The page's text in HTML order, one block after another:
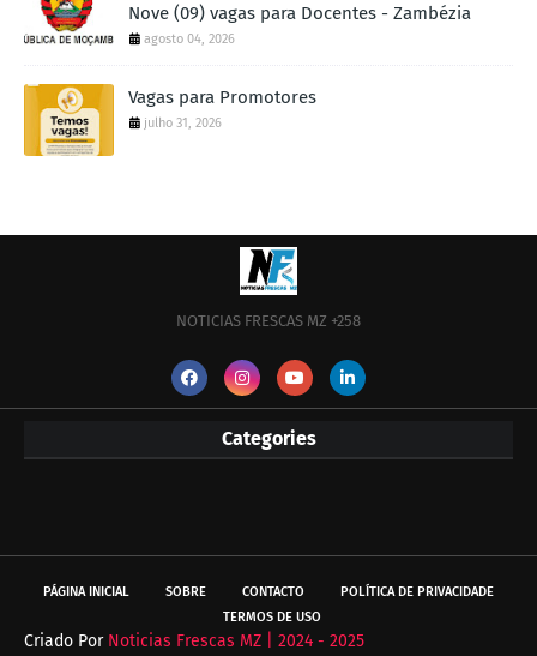
Nove (09) vagas para Docentes - Zambézia
agosto 04, 2026
Vagas para Promotores
julho 31, 2026
NOTICIAS FRESCAS MZ +258
Categories
PÁGINA INICIAL SOBRE CONTACTO
POLÍTICA DE PRIVACIDADE
TERMOS DE USO
Criado Por Noticias Frescas MZ | 2024 - 2025